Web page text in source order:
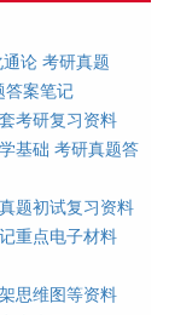
论 考研真题
答案笔记
考研复习资料
基础 考研真题答
题初试复习资料
重点电子材料
思维图等资料